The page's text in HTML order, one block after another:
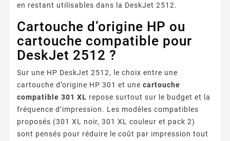
en restant utilisables dans la DeskJet 2512.
Cartouche d’origine HP ou
cartouche compatible pour
DeskJet 2512 ?
Sur une HP DeskJet 2512, le choix entre une
cartouche d’origine HP 301 et une cartouche
compatible 301 XL repose surtout sur le budget et la
fréquence d’impression. Les modèles compatibles
proposés (301 XL noir, 301 XL couleur et pack 2)
sont pensés pour réduire le coût par impression tout